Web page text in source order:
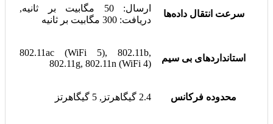
سرعت انتقال داده‌ها
ارسال: 50 مگابیت بر ثانیه,
دریافت: 300 مگابیت بر ثانیه
استانداردهای بی سیم
802.11ac (WiFi 5), 802.11b,
802.11g, 802.11n (WiFi 4)
محدوده فرکانس 2.4 گیگاهرتز, 5 گیگاهرتز